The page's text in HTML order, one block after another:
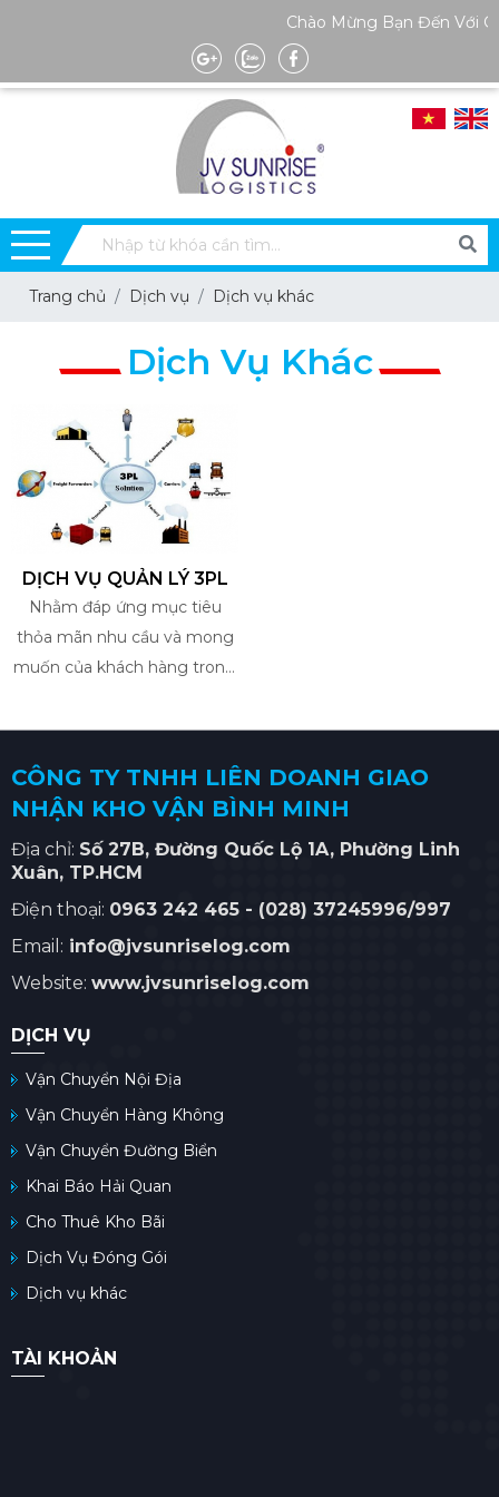
Chào Mừng Bạn Đến Với
Trang chủ Dịch vụ Dịch vụ khác
Dịch Vụ Khác
DỊCH VỤ QUẢN LÝ 3PL
Nhằm đáp ứng mục tiêu
thỏa mãn nhu cầu và mong
muốn của khách hàng trong
hướng ngày càng mở rộng
vụ logistics của các chủ
hàng, JV Sunrise Logistics
cung cấp dịch vụ 3PL cho
các khách hàng
CÔNG TY TNHH LIÊN DOANH GIAO
NHẬN KHO VẬN BÌNH MINH
Địa chỉ: Số 27B, Đường Quốc Lộ 1A, Phường Linh
Xuân, TP.HCM
Điện thoại: 0963 242 465 - (028) 37245996/997
Email: info@jvsunriselog.com
Website: www.jvsunriselog.com
DỊCH VỤ
Vận Chuyển Nội Địa
Vận Chuyển Hàng Không
Vận Chuyển Đường Biển
Khai Báo Hải Quan
Cho Thuê Kho Bãi
Dịch Vụ Đóng Gói
Dịch vụ khác
TÀI KHOẢN